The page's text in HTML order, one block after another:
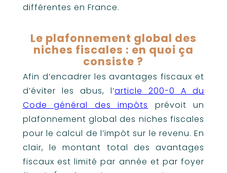
différentes en France.
Le plafonnement global des
niches fiscales : en quoi ça
consiste ?
Afin d’encadrer les avantages fiscaux et
d’éviter les abus, l’article 200-0 A du
Code général des impôts prévoit un
plafonnement global des niches fiscales
pour le calcul de l’impôt sur le revenu. En
clair, le montant total des avantages
fiscaux est limité par année et par foyer